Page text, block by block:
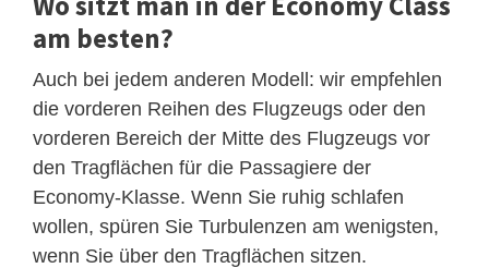
am besten?
Auch bei jedem anderen Modell: wir empfehlen
die vorderen Reihen des Flugzeugs oder den
vorderen Bereich der Mitte des Flugzeugs vor
den Tragflächen für die Passagiere der
Economy-Klasse. Wenn Sie ruhig schlafen
wollen, spüren Sie Turbulenzen am wenigsten,
wenn Sie über den Tragflächen sitzen.